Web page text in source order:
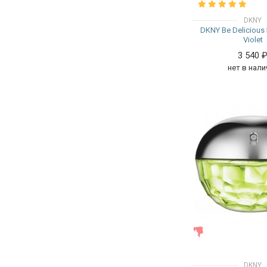
DKNY
DKNY Be Delicious
Violet
3 540₽
нет в
DKNY